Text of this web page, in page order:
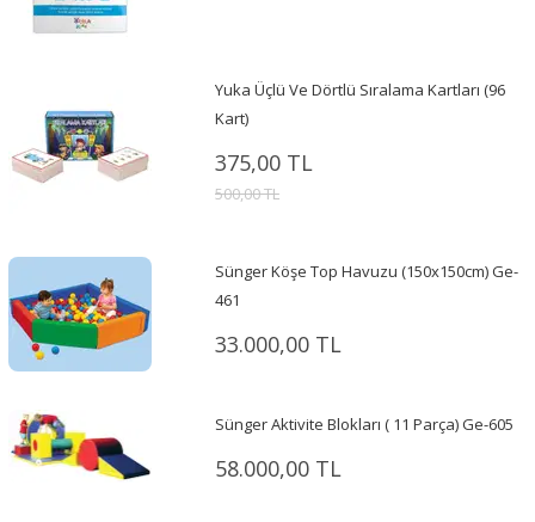
Yuka Üçlü Ve Dörtlü Sıralama Kartları (96
Kart)
375,00 TL
500,00 TL
Sünger Köşe Top Havuzu (150x150cm) Ge-
461
33.000,00 TL
Sünger Aktivite Blokları ( 11 Parça) Ge-605
58.000,00 TL